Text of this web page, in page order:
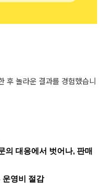
후 놀라운 결과를 경험했습니
의 대응에서 벗어나, 판매
운영비 절감